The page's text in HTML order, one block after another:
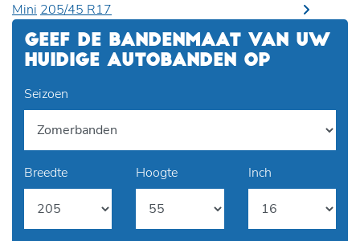
Mini 205/45 R17
GEEF DE BANDENMAAT VAN UW
HUIDIGE AUTOBANDEN OP
Seizoen
Breedte Hoogte Inch